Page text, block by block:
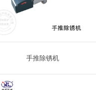
手推除锈机